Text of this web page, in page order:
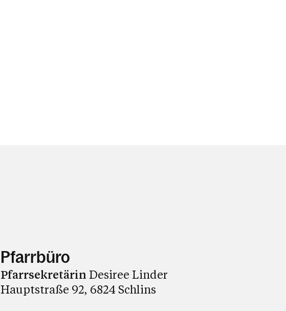
Pfarrbüro
Pfarrsekretärin Desiree Linder
Hauptstraße 92, 6824 Schlins